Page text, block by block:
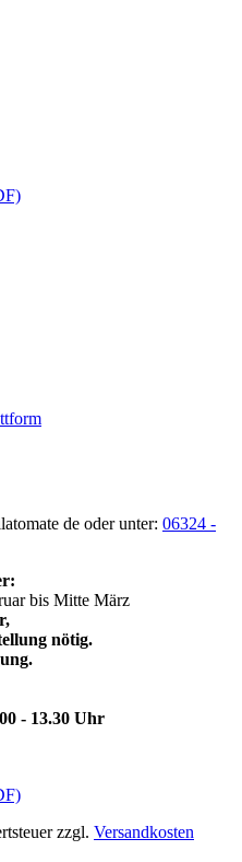
de oder unter: 06324 -
bis Mitte März
nötig.
- 13.30 Uhr
zzgl. Versandkosten